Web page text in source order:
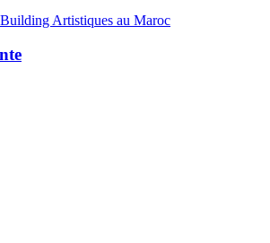
Artistiques au Maroc